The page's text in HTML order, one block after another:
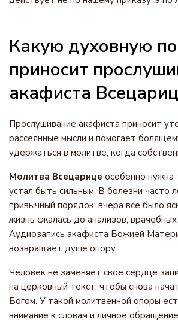
Какую духовную
приносит
акафиста
Прослушивание акафиста приносит
рассеянные мысли и помогает
удержаться в молитве, когда
Молитва Всецарице особенно нужна
устал быть сильным. В болезни часто
привычный порядок: вчера всё было
жизнь сжалась до анализов,
Аудиозапись акафиста Божией
возвращает душе опору.
Человек не заменяет своё сердце
на церковный текст, чтобы снова
Богом. У такой молитвенной опоры
внимание к словам и личное